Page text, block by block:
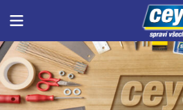
Menu